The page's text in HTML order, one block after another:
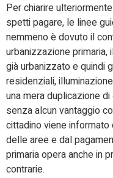
Per chiarire
spetti pagare, le linee
nemmeno è dovuto il
urbanizzazione primaria,
già urbanizzato e quindi
residenziali,
una mera duplicazione
senza alcun vantaggio
cittadino viene
delle aree e dal
primaria opera anche in
contrarie.